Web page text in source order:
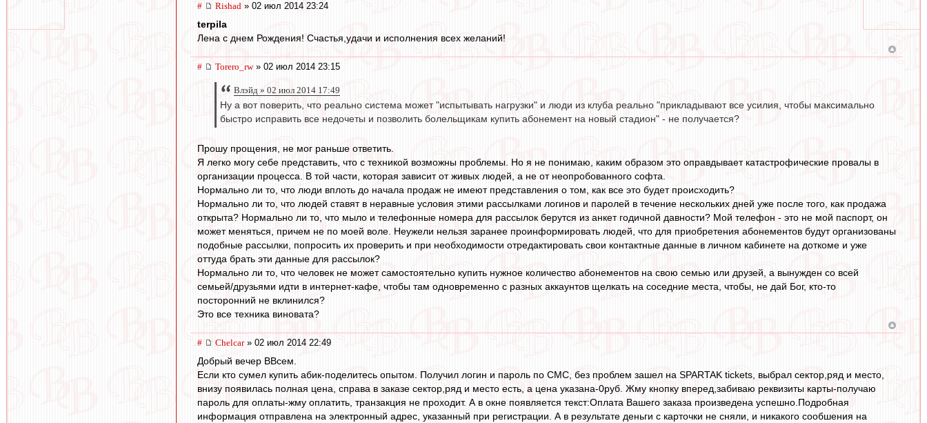
# Rishad » 02 июл 2014 23:24
terpila
Лена с днем Рождения! Счастья,удачи и исполнения всех желаний!
# Torero_rw» 02 июл 2014 23:15
Влэйд » 02 июл 2014 17:49
Ну а вот поверить, что реально система может "испытывать нагрузки" и люди из клуба реально "прикладывают все усилия, чтобы максимально
быстро исправить все недочеты и позволить болельщикам купить абонемент на новый стадион" - не получается?
Прошу прощения, не мог раньше ответить.
Я легко могу себе представить, что с техникой возможны проблемы. Но я не понимаю, каким образом это оправдывает катастрофические провалы в
организации процесса. В той части, которая зависит от живых людей, а не от неопробованного софта.
Нормально ли то, что люди вплоть до начала продаж не имеют представления о том, как все это будет происходить?
Нормально ли то, что людей ставят в неравные условия этими рассылками логинов и паролей в течение нескольких дней уже после того, как продажа
открыта? Нормально ли то, что мыло и телефонные номера для рассылок берутся из анкет годичной давности? Мой телефон - это не мой паспорт, он
может меняться, причем не по моей воле. Неужели нельзя заранее проинформировать людей, что для приобретения абонементов будут организованы
подобные рассылки, попросить их проверить и при необходимости отредактировать свои контактные данные в личном кабинете на доткоме и уже
оттуда брать эти данные для рассылок?
Нормально ли то, что человек не может самостоятельно купить нужное количество абонементов на свою семью или друзей, а вынужден со всей
семьей/друзьями идти в интернет-кафе, чтобы там одновременно с разных аккаунтов щелкать на соседние места, чтобы, не дай Бог, кто-то
посторонний не вклинился?
Это все техника виновата?
# Chelcar» 02 июл 2014 22:49
Добрый вечер ВВсем.
Если кто сумел купить абик-поделитесь опытом. Получил логин и пароль по СМС, без проблем зашел на SPARTAK tickets, выбрал сектор,ряд и место,
внизу появилась полная цена, справа в заказе сектор,ряд и место есть, а цена указана-0руб. Жму кнопку вперед,забиваю реквизиты карты-получаю
пароль для оплаты-жму оплатить, транзакция не проходит. А в окне появляется текст:Оплата Вашего заказа произведена успешно.Подробная
информация отправлена на электронный адрес, указанный при регистрации. А в результате деньги с карточки не сняли, и никакого сообшения на